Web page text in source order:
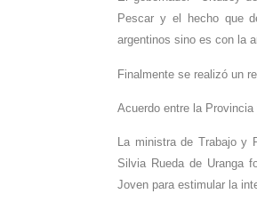
Pescar y el hecho que
argentinos sino es con la
Finalmente se realizó un
Acuerdo entre la
La ministra de Trabajo y
Silvia Rueda de Uranga
Joven para estimular la